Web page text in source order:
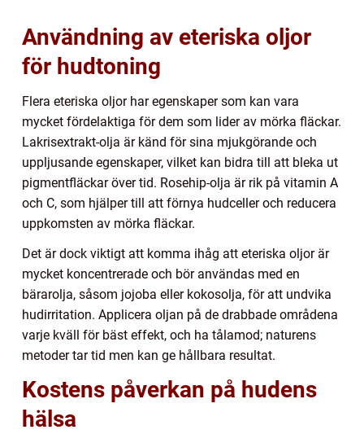
Användning av eteriska oljor
för hudtoning
Flera eteriska oljor har egenskaper som kan vara
mycket fördelaktiga för dem som lider av mörka fläckar.
Lakrisextrakt-olja är känd för sina mjukgörande och
uppljusande egenskaper, vilket kan bidra till att bleka ut
pigmentfläckar över tid. Rosehip-olja är rik på vitamin A
och C, som hjälper till att förnya hudceller och reducera
uppkomsten av mörka fläckar.
Det är dock viktigt att komma ihåg att eteriska oljor är
mycket koncentrerade och bör användas med en
bärarolja, såsom jojoba eller kokosolja, för att undvika
hudirritation. Applicera oljan på de drabbade områdena
varje kväll för bäst effekt, och ha tålamod; naturens
metoder tar tid men kan ge hållbara resultat.
Kostens påverkan på hudens
hälsa